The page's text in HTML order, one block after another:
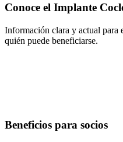
Conoce el Implante
Información clara y actual para
quién puede beneficiarse.
Beneficios para socios